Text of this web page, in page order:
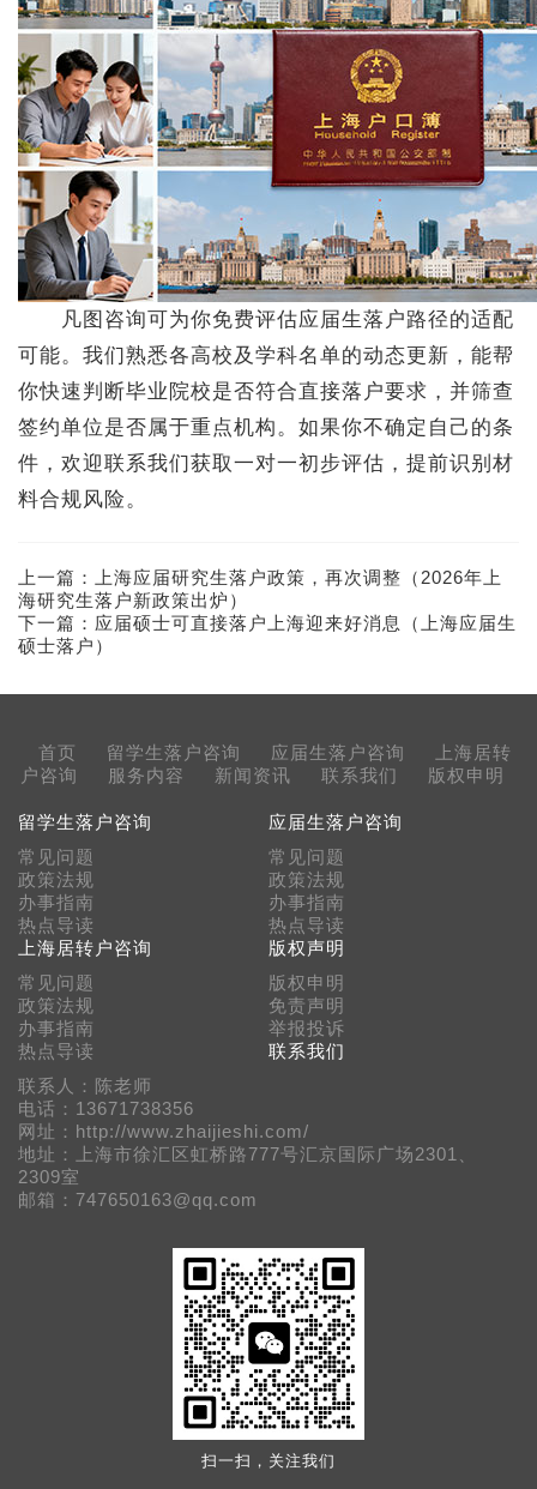
凡图咨询可为你免费评估应届生落户路径的适配
可能。我们熟悉各高校及学科名单的动态更新，能帮
你快速判断毕业院校是否符合直接落户要求，并筛查
签约单位是否属于重点机构。如果你不确定自己的条
件，欢迎联系我们获取一对一初步评估，提前识别材
料合规风险。
上一篇：
上海应届研究生落户政策，再次调整（2026年上
海研究生落户新政策出炉）
下一篇： 应届硕士可直接落户上海迎来好消息（上海应届生
硕士落户）
首页 留学生落户咨询 应届生落户咨询
上海居转
户咨询
服务内容 新闻资讯 联系我们 版权申明
留学生落户咨询
常见问题
政策法规
办事指南
热点导读
应届生落户咨询
常见问题
政策法规
办事指南
热点导读
上海居转户咨询
常见问题
政策法规
办事指南
热点导读
版权声明
版权申明
免责声明
举报投诉
联系我们
联系人：陈老师
电话：13671738356
网址：http://www.zhaijieshi.com/
地址：上海市徐汇区虹桥路777号汇京国际广场2301、
2309室
邮箱：747650163@qq.com
扫一扫，关注我们